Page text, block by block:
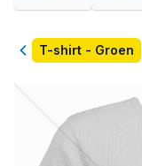
TerugT-shirt - Groen